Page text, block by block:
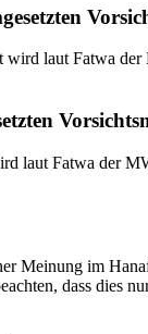
wird laut Fatwa
laut Fatwa der
Meinung im
dass dies